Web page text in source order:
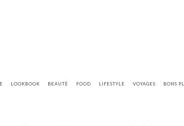
LOOKBOOK BEAUTÉ FOOD LIFESTYLE VOYAGES BONS